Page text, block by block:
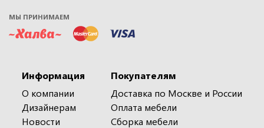
МЫ ПРИНИМАЕМ
Информация
О компании
Дизайнерам
Новости
Покупателям
Доставка по Москве и России
Оплата мебели
Сборка мебели